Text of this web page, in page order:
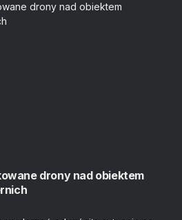
drony nad obiektem